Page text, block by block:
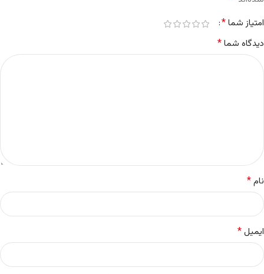
امتیاز شما*
دیدگاه شما*
نام*
ایمیل*